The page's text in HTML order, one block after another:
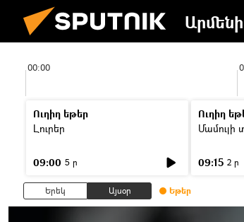
00:00
Ուղիղ եթեր
Լուրեր
09:00 5 ր
Ուղիղ
Մամուլի
09:15 2 ր
Երեկ Այսօր Եթեր